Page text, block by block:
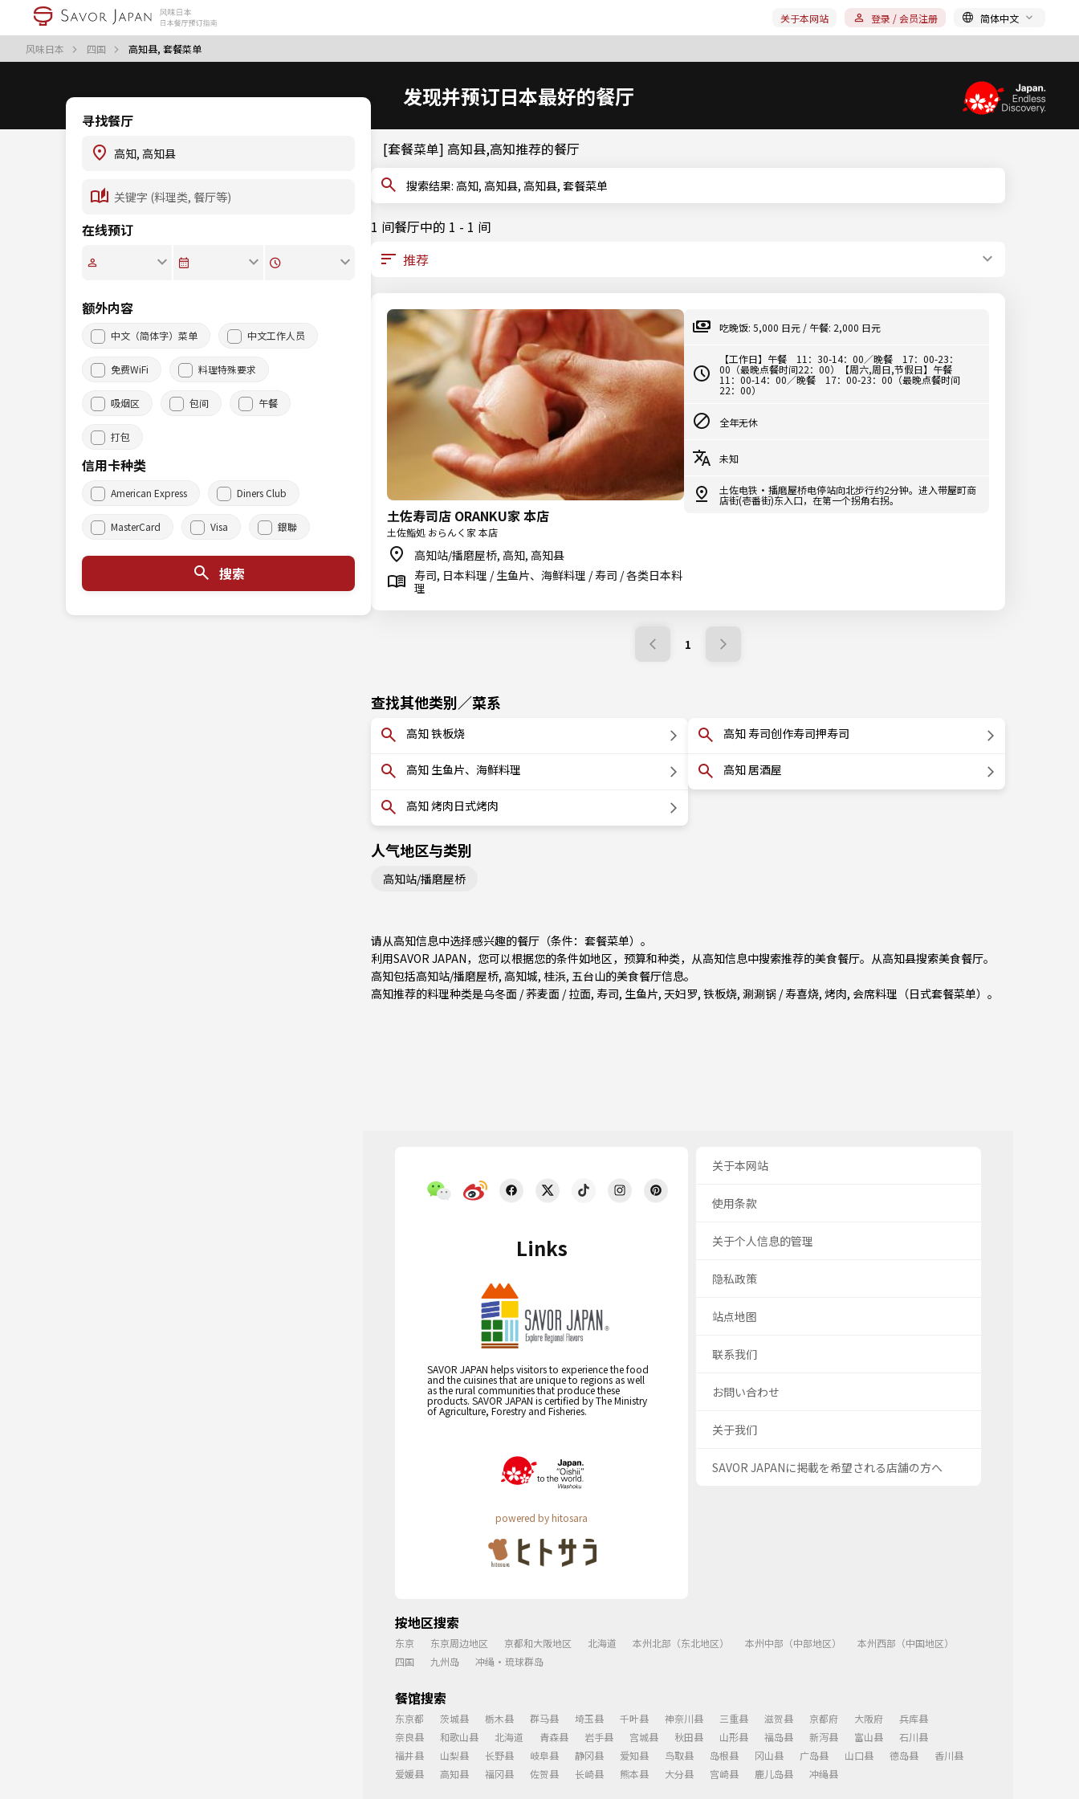
风味日本 四国 高知县, 套餐菜单
关于本网站 登录 / 会员注册 简体中文
发现并预订日本最好的餐厅
寻找餐厅
在线预订
额外内容
中文（简体字）菜单 中文工作人员
免费WiFi 料理特殊要求
吸烟区 包间 午餐
打包
信用卡种类
American Express Diners Club
MasterCard Visa 銀聯
搜索
[套餐菜单] 高知县,高知推荐的餐厅
搜索结果: 高知, 高知县, 高知县, 套餐菜单
1 间餐厅中的 1 - 1 间
土佐寿司店 ORANKU家 本店
土佐鮨処 おらんく家 本店
高知站/播磨屋桥, 高知, 高知县
寿司, 日本料理 / 生鱼片、海鲜料理 / 寿司 / 各类日本料
理
吃晚饭: 5,000 日元 / 午餐: 2,000 日元
【工作日】午餐 11：30-14：00／晚餐 17：00-23：
00（最晚点餐时间22：00）【周六,周日,节假日】午餐
11：00-14：00／晚餐 17：00-23：00（最晚点餐时间
22：00）
全年无休
未知
土佐电铁·播磨屋桥电停站向北步行约2分钟。进入带屋町商
店街(壱番街)东入口，在第一个拐角右拐。
1
查找其他类别／菜系
高知 铁板烧
高知 生鱼片、海鲜料理
高知 烤肉日式烤肉
高知 寿司创作寿司押寿司
高知 居酒屋
人气地区与类别
高知站/播磨屋桥
请从高知信息中选择感兴趣的餐厅（条件：套餐菜单）。
利用SAVOR JAPAN，您可以根据您的条件如地区，预算和种类，从高知信息中搜索推荐的美食餐厅。从高知县搜索美食餐厅。
高知包括高知站/播磨屋桥, 高知城, 桂浜, 五台山的美食餐厅信息。
高知推荐的料理种类是乌冬面 / 荞麦面 / 拉面, 寿司, 生鱼片, 天妇罗, 铁板烧, 涮涮锅 / 寿喜烧, 烤肉, 会席料理（日式套餐菜单） 。
Links
SAVOR JAPAN helps visitors to experience the food
and the cuisines that are unique to regions as well
as the rural communities that produce these
products. SAVOR JAPAN is certified by The Ministry
of Agriculture, Forestry and Fisheries.
powered by hitosara
关于本网站
使用条款
关于个人信息的管理
隐私政策
站点地图
联系我们
お問い合わせ
关于我们
SAVOR JAPANに掲載を希望される店舗の方へ
按地区搜索
东京 东京周边地区 京都和大阪地区 北海道 本州北部（东北地区） 本州中部（中部地区）
本州西部（中国地区）
四国
九州岛 冲绳・琉球群岛
餐馆搜索
东京都 茨城县 栃木县 群马县 埼玉县 千叶县 神奈川县 三重县 滋贺县 京都府 大阪府
兵库县
奈良县
和歌山县 北海道 青森县 岩手县 宫城县 秋田县 山形县 福岛县 新泻县 富山县
石川县
福井县
山梨县 长野县 岐阜县 静冈县 爱知县 鸟取县 岛根县 冈山县 广岛县 山口县 德岛县
香川县
爱媛县
高知县 福冈县 佐贺县 长崎县 熊本县 大分县 宫崎县 鹿儿岛县 冲绳县